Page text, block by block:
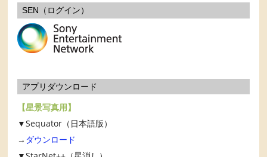
SEN（ログイン）
アプリダウンロード
【星景写真用】
▼Sequator（日本語版）
→ ダウンロード